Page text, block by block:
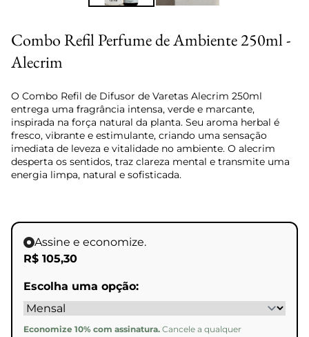
Combo Refil Perfume de Ambiente 250ml -
Alecrim
O Combo Refil de Difusor de Varetas Alecrim 250ml
entrega uma fragrância intensa, verde e marcante,
inspirada na força natural da planta. Seu aroma herbal é
fresco, vibrante e estimulante, criando uma sensação
imediata de leveza e vitalidade no ambiente. O alecrim
desperta os sentidos, traz clareza mental e transmite uma
energia limpa, natural e sofisticada.
Assine e economize.
R$ 105,30
Escolha uma opção:
Economize 10% com assinatura. Cancele a qualquer